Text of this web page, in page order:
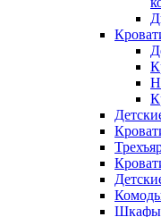
Шкафы